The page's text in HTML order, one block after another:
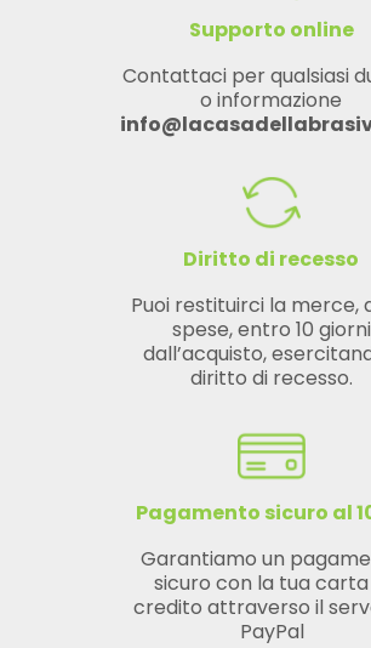
Supporto online
Contattaci per qualsiasi
o informazione
Diritto di recesso
Puoi restituirci la merce,
spese, entro 10 giorni
dall’acquisto,
diritto di recesso.
Pagamento sicuro al
Garantiamo un
sicuro con la tua
credito attraverso il
PayPal